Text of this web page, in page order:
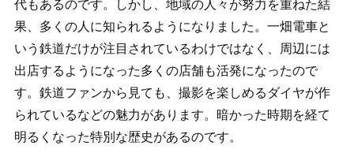
代もあるのです。しかし、地域の人々が努力を重ねた結
果、多くの人に知られるようになりました。一畑電車と
いう鉄道だけが注目されているわけではなく、周辺には
出店するようになった多くの店舗も活発になったので
す。鉄道ファンから見ても、撮影を楽しめるダイヤが作
られているなどの魅力があります。暗かった時期を経て
明るくなった特別な歴史があるのです。